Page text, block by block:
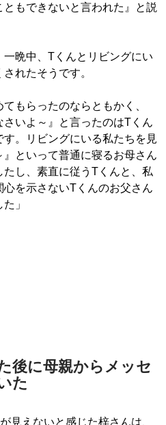
もできないと言われた』と説
晩中、Tくんとリビングにい
れたそうです。
てもらったのならともかく、
さいよ～』と言ったのはTくん
す。リビングにいる私たちを見
』といって普通に寝るお母さん
たし、素直に従うTくんと、私
心を示さないTくんのお父さん
」
後に母親からメッセ
た
見えないと感じた梓さんは、